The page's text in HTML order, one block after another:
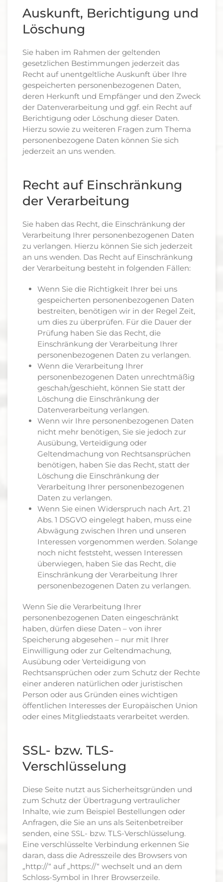
Auskunft, Berichtigung und
Löschung
Sie haben im Rahmen der geltenden
gesetzlichen Bestimmungen jederzeit das
Recht auf unentgeltliche Auskunft über Ihre
gespeicherten personenbezogenen Daten,
deren Herkunft und Empfänger und den Zweck
der Datenverarbeitung und ggf. ein Recht auf
Berichtigung oder Löschung dieser Daten.
Hierzu sowie zu weiteren Fragen zum Thema
personenbezogene Daten können Sie sich
jederzeit an uns wenden.
Recht auf Einschränkung
der Verarbeitung
Sie haben das Recht, die Einschränkung der
Verarbeitung Ihrer personenbezogenen Daten
zu verlangen. Hierzu können Sie sich jederzeit
an uns wenden. Das Recht auf Einschränkung
der Verarbeitung besteht in folgenden Fällen:
Wenn Sie die Richtigkeit Ihrer bei uns
gespeicherten personenbezogenen Daten
bestreiten, benötigen wir in der Regel Zeit,
um dies zu überprüfen. Für die Dauer der
Prüfung haben Sie das Recht, die
Einschränkung der Verarbeitung Ihrer
personenbezogenen Daten zu verlangen.
Wenn die Verarbeitung Ihrer
personenbezogenen Daten unrechtmäßig
geschah/geschieht, können Sie statt der
Löschung die Einschränkung der
Datenverarbeitung verlangen.
Wenn wir Ihre personenbezogenen Daten
nicht mehr benötigen, Sie sie jedoch zur
Ausübung, Verteidigung oder
Geltendmachung von Rechtsansprüchen
benötigen, haben Sie das Recht, statt der
Löschung die Einschränkung der
Verarbeitung Ihrer personenbezogenen
Daten zu verlangen.
Wenn Sie einen Widerspruch nach Art. 21
Abs. 1 DSGVO eingelegt haben, muss eine
Abwägung zwischen Ihren und unseren
Interessen vorgenommen werden. Solange
noch nicht feststeht, wessen Interessen
überwiegen, haben Sie das Recht, die
Einschränkung der Verarbeitung Ihrer
personenbezogenen Daten zu verlangen.
Wenn Sie die Verarbeitung Ihrer
personenbezogenen Daten eingeschränkt
haben, dürfen diese Daten – von ihrer
Speicherung abgesehen – nur mit Ihrer
Einwilligung oder zur Geltendmachung,
Ausübung oder Verteidigung von
Rechtsansprüchen oder zum Schutz der Rechte
einer anderen natürlichen oder juristischen
Person oder aus Gründen eines wichtigen
öffentlichen Interesses der Europäischen Union
oder eines Mitgliedstaats verarbeitet werden.
SSL- bzw. TLS-
Verschlüsselung
Diese Seite nutzt aus Sicherheitsgründen und
zum Schutz der Übertragung vertraulicher
Inhalte, wie zum Beispiel Bestellungen oder
Anfragen, die Sie an uns als Seitenbetreiber
senden, eine SSL- bzw. TLS-Verschlüsselung.
Eine verschlüsselte Verbindung erkennen Sie
daran, dass die Adresszeile des Browsers von
„http://“ auf „https://“ wechselt und an dem
Schloss-Symbol in Ihrer Browserzeile.